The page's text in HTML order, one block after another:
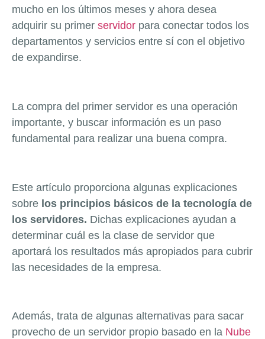
mucho en los últimos meses y ahora desea
adquirir su primer servidor para conectar todos los
departamentos y servicios entre sí con el objetivo
de expandirse.
La compra del primer servidor es una operación
importante, y buscar información es un paso
fundamental para realizar una buena compra.
Este artículo proporciona algunas explicaciones
sobre los principios básicos de la tecnología de
los servidores. Dichas explicaciones ayudan a
determinar cuál es la clase de servidor que
aportará los resultados más apropiados para cubrir
las necesidades de la empresa.
Además, trata de algunas alternativas para sacar
provecho de un servidor propio basado en la Nube